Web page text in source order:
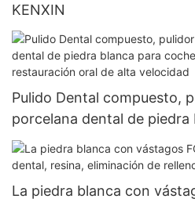
KENXIN
Pulido Dental compuesto,
porcelana dental de piedra
herramientas de
velocidad
La piedra blanca con